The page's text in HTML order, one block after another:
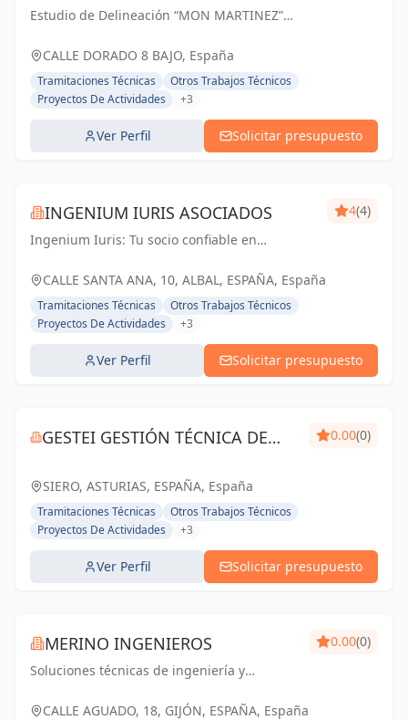
Estudio de Delineación “MON MARTINEZ”
de 25 años de experiencia. Entendemos
nuestro trabajo, como parte importante de
un trabajo...
CALLE DORADO 8 BAJO, España
Tramitaciones Técnicas
Otros Trabajos Técnicos
Proyectos De Actividades
+3
Ver Perfil Solicitar presupuesto
INGENIUM IURIS ASOCIADOS
Ingenium Iuris: Tu socio confiable en
Soluciones profesionales para proyectos
4(4)
CALLE SANTA ANA, 10, ALBAL, ESPAÑA, España
Tramitaciones Técnicas
Otros Trabajos Técnicos
Proyectos De Actividades
+3
Ver Perfil Solicitar presupuesto
GESTEI GESTIÓN TÉCNICA DE
0.00(0)
SIERO, ASTURIAS, ESPAÑA, España
Tramitaciones Técnicas
Otros Trabajos Técnicos
Proyectos De Actividades
+3
Ver Perfil Solicitar presupuesto
MERINO INGENIEROS
Soluciones técnicas de ingeniería y
innovación y compromiso en cada proyecto.
0.00(0)
CALLE AGUADO, 18, GIJÓN, ESPAÑA, España